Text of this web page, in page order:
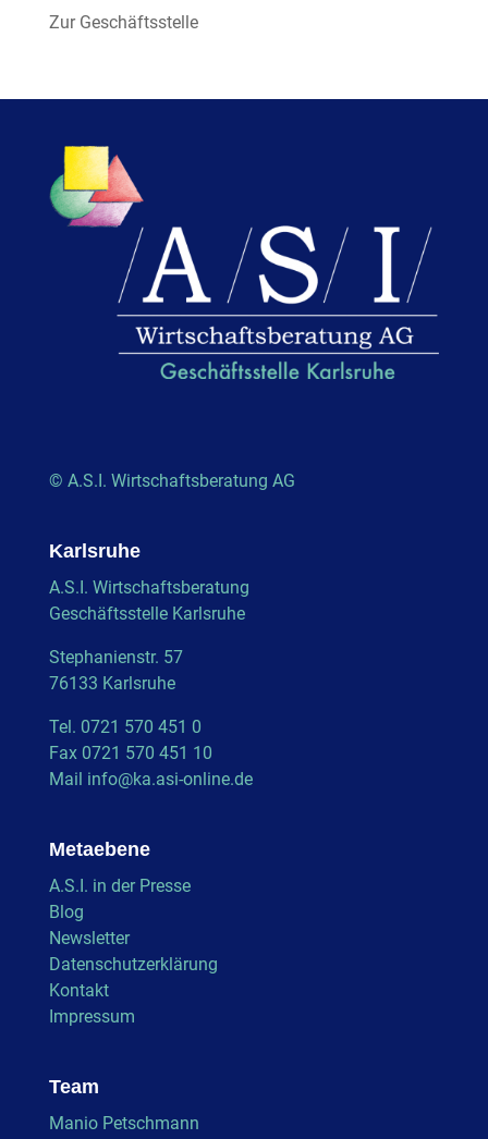
Zur Geschäftsstelle
© A.S.I. Wirtschaftsberatung AG
Karlsruhe
A.S.I. Wirtschaftsberatung
Geschäftsstelle Karlsruhe
Stephanienstr. 57
76133 Karlsruhe
Tel. 0721 570 451 0
Fax 0721 570 451 10
Mail info@ka.asi-online.de
Metaebene
A.S.I. in der Presse
Blog
Newsletter
Datenschutzerklärung
Kontakt
Impressum
Team
Manio Petschmann